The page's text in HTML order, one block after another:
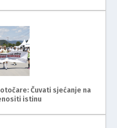
Čuvati sjećanje na
istinu